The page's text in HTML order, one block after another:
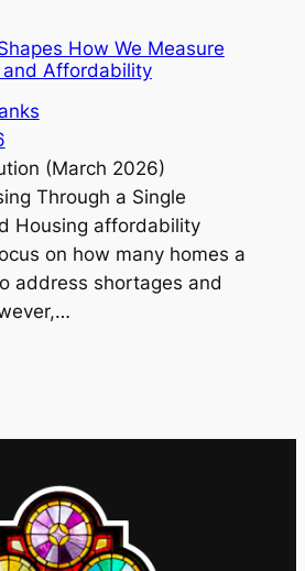
How We Measure
and Affordability
(March 2026)
Through a Single
Housing affordability
on how many homes a
address shortages and